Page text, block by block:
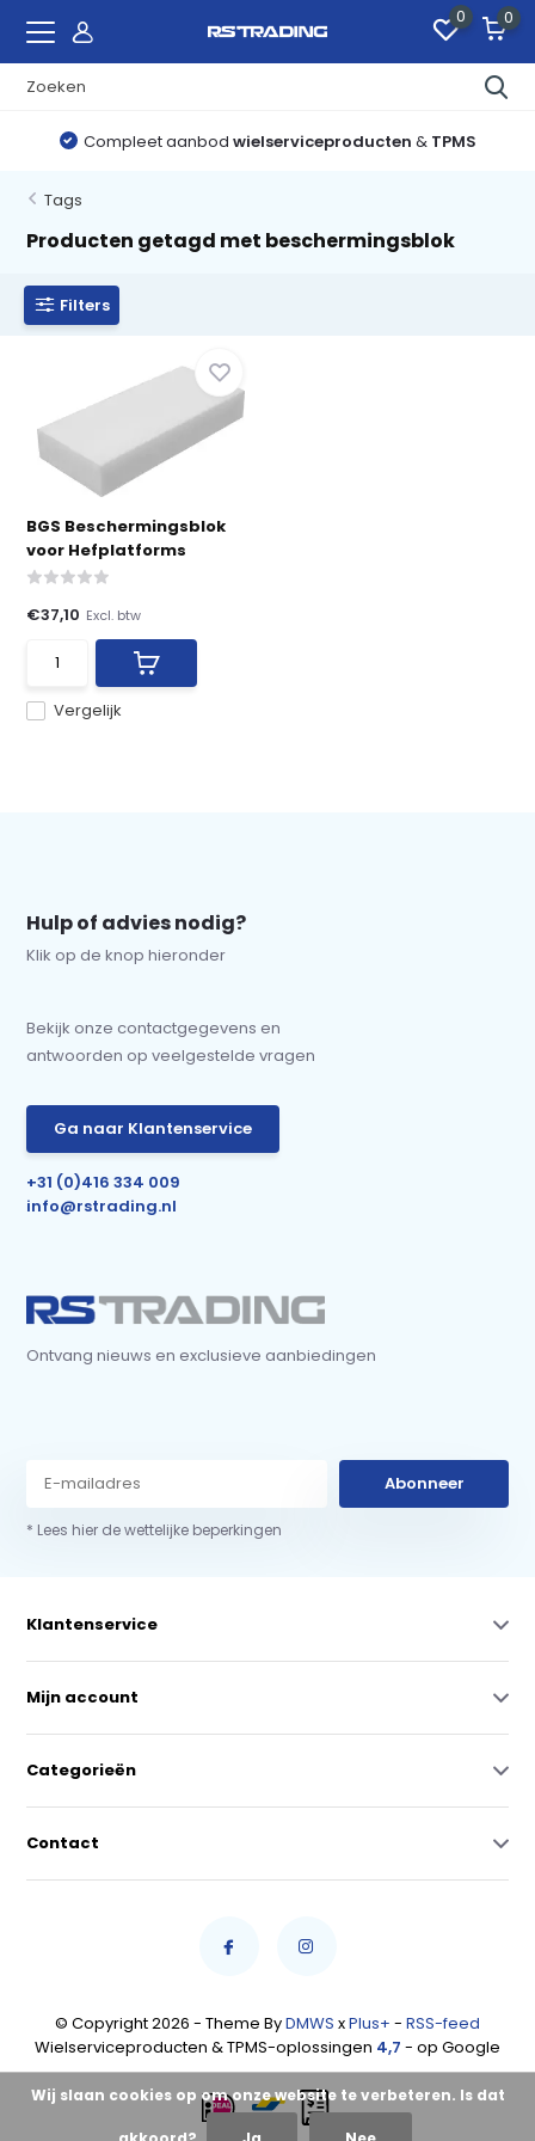
0 0
Compleet aanbod wielserviceproducten & TPMS
Tags
Producten getagd met beschermingsblok
Filters
BGS Beschermingsblok
voor Hefplatforms
Vergelijk
€37,10 Excl. btw
Hulp of advies nodig?
Klik op de knop hieronder
Bekijk onze contactgegevens en
antwoorden op veelgestelde vragen
Ga naar Klantenservice
+31 (0)416 334 009
info@rstrading.nl
Ontvang nieuws en exclusieve aanbiedingen
Abonneer
* Lees hier de wettelijke beperkingen
Klantenservice
Mijn account
Categorieën
Contact
© Copyright 2026 - Theme ByDMWS xPlus+ - RSS-feed
Wielserviceproducten & TPMS-oplossingen 4,7 - op Google
Wij slaan cookies op om onze website te verbeteren. Is dat